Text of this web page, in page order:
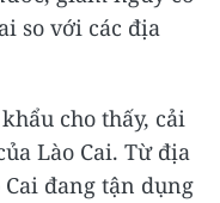
so với các địa
cho thấy, cải
Lào Cai. Từ địa
đang tận dụng